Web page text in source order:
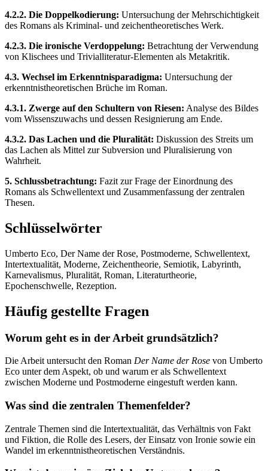
4.2.2. Die Doppelkodierung: Untersuchung der Mehrschichtigkeit
des Romans als Kriminal- und zeichentheoretisches Werk.
4.2.3. Die ironische Verdoppelung: Betrachtung der Verwendung
von Klischees und Trivialliteratur-Elementen als Metakritik.
4.3. Wechsel im Erkenntnisparadigma: Untersuchung der
erkenntnistheoretischen Brüche im Roman.
4.3.1. Zwerge auf den Schultern von Riesen: Analyse des Bildes
vom Wissenszuwachs und dessen Resignierung am Ende.
4.3.2. Das Lachen und die Pluralität: Diskussion des Streits um
das Lachen als Mittel zur Subversion und Pluralisierung von
Wahrheit.
5. Schlussbetrachtung: Fazit zur Frage der Einordnung des
Romans als Schwellentext und Zusammenfassung der zentralen
Thesen.
Schlüsselwörter
Umberto Eco, Der Name der Rose, Postmoderne, Schwellentext,
Intertextualität, Moderne, Zeichentheorie, Semiotik, Labyrinth,
Karnevalismus, Pluralität, Roman, Literaturtheorie,
Epochenschwelle, Rezeption.
Häufig gestellte Fragen
Worum geht es in der Arbeit grundsätzlich?
Die Arbeit untersucht den Roman Der Name der Rose von Umberto
Eco unter dem Aspekt, ob und warum er als Schwellentext
zwischen Moderne und Postmoderne eingestuft werden kann.
Was sind die zentralen Themenfelder?
Zentrale Themen sind die Intertextualität, das Verhältnis von Fakt
und Fiktion, die Rolle des Lesers, der Einsatz von Ironie sowie ein
Wandel im erkenntnistheoretischen Verständnis.